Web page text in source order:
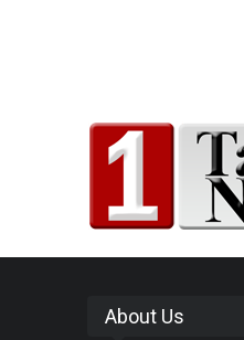
About Us